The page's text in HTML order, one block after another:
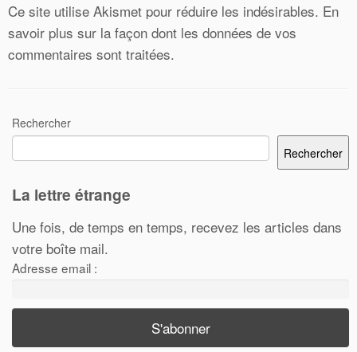
Ce site utilise Akismet pour réduire les indésirables. En
savoir plus sur la façon dont les données de vos
commentaires sont traitées.
Rechercher
Rechercher
La lettre étrange
Une fois, de temps en temps, recevez les articles dans
votre boîte mail.
Adresse email :